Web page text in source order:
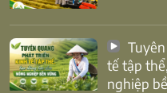
tế tập
nghiệp